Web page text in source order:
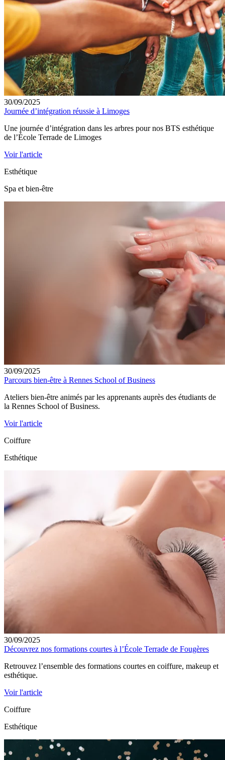
30/09/2025
Journée d’intégration réussie à Limoges
Une journée d’intégration dans les arbres pour nos BTS esthétique
de l’École Terrade de Limoges
Voir l'article
Esthétique
Spa et bien-être
30/09/2025
Parcours bien-être à Rennes School of Business
Ateliers bien-être animés par les apprenants auprès des étudiants de
la Rennes School of Business.
Voir l'article
Coiffure
Esthétique
30/09/2025
Découvrez nos formations courtes à l’École Terrade de Fougères
Retrouvez l’ensemble des formations courtes en coiffure, makeup et
esthétique.
Voir l'article
Coiffure
Esthétique